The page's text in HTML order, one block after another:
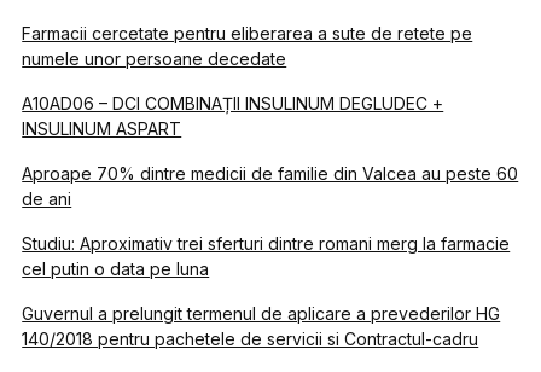
Farmacii cercetate pentru eliberarea a sute de retete pe
numele unor persoane decedate
A10AD06 – DCI COMBINAȚII INSULINUM DEGLUDEC +
INSULINUM ASPART
Aproape 70% dintre medicii de familie din Valcea au peste 60
de ani
Studiu: Aproximativ trei sferturi dintre romani merg la farmacie
cel putin o data pe luna
Guvernul a prelungit termenul de aplicare a prevederilor HG
140/2018 pentru pachetele de servicii si Contractul-cadru